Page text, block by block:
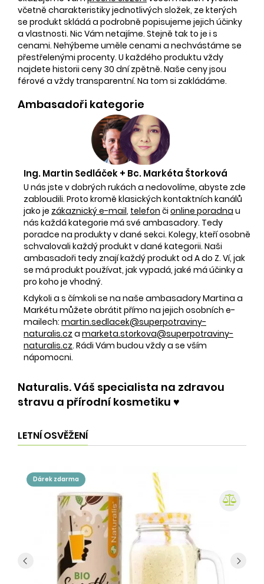
včetně charakteristiky jednotlivých složek, ze kterých
se produkt skládá a podrobně popisujeme jejich účinky
a vlastnosti. Nic Vám netajíme. Stejně tak to je i s
cenami. Nehýbeme uměle cenami a nechvástáme se
přestřelenými procenty. U každého produktu vždy
najdete historii ceny 30 dní zpětně. Naše ceny jsou
férové a vždy transparentní. Na tom si zakládáme.
Ambasadoři kategorie
Ing. Martin Sedláček + Bc. Markéta Štorková
U nás jste v dobrých rukách a nedovolíme, abyste zde
zabloudili. Proto kromě klasických kontaktních kanálů
jako je zákaznický e-mail, telefon či online poradna u
nás každá kategorie má své ambasadory. Tedy
poradce na produkty v dané sekci. Kolegy, kteří osobně
schvalovali každý produkt v dané kategorii. Naši
ambasadoři tedy znají každý produkt od A do Z. Ví, jak
se má produkt používat, jak vypadá, jaké má účinky a
pro koho je vhodný.
Kdykoli a s čímkoli se na naše ambasadory Martina a
Markétu můžete obrátit přímo na jejich osobních e-
mailech: martin.sedlacek@superpotraviny-
naturalis.cz a marketa.storkova@superpotraviny-
naturalis.cz. Rádi Vám budou vždy a se vším
nápomocni.
Naturalis. Váš specialista na zdravou
stravu a přírodní kosmetiku ♥️
LETNÍ OSVĚŽENÍ
dárek zdarma